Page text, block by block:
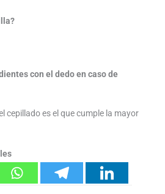
con el dedo en caso de
cepillado es el que cumple la mayor